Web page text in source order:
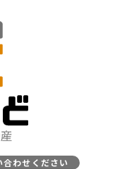
わせください